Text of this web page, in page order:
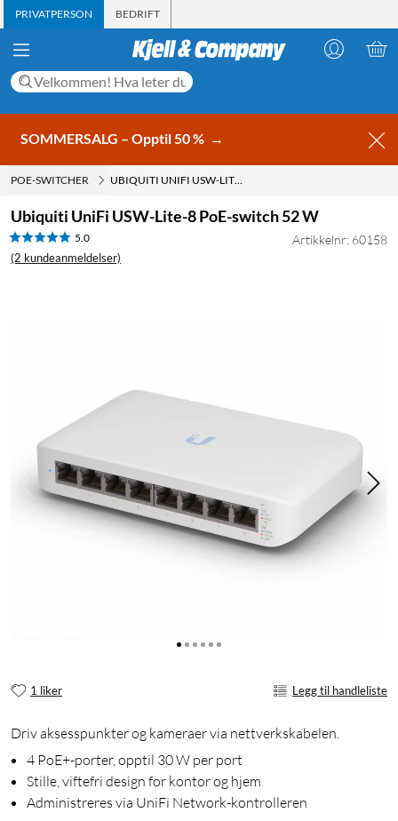
PRIVATPERSON BEDRIFT
SOMMERSALG – Opptil 50 % →
POE-SWITCHER UBIQUITI UNIFI USW-LITE-8 POE-SWITCH 52 W
Ubiquiti UniFi USW-Lite-8 PoE-switch 52 W
5.0
(2 kundeanmeldelser)
Artikkelnr: 60158
1 liker Legg til handleliste
Driv aksesspunkter og kameraer via nettverkskabelen.
4 PoE+-porter, opptil 30 W per port
Stille, viftefri design for kontor og hjem
Administreres via UniFi Network-kontrolleren